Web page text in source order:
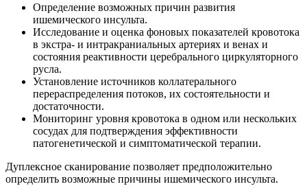
Определение возможных причин развития
ишемического инсульта.
Исследование и оценка фоновых показателей кровотока
в экстра- и интракраниальных артериях и венах и
состояния реактивности церебрального циркуляторного
русла.
Установление источников коллатерального
перераспределения потоков, их состоятельности и
достаточности.
Мониторинг уровня кровотока в одном или нескольких
сосудах для подтверждения эффективности
патогенетической и симптоматической терапии.
Дуплексное сканирование позволяет предположительно
определить возможные причины ишемического инсульта.